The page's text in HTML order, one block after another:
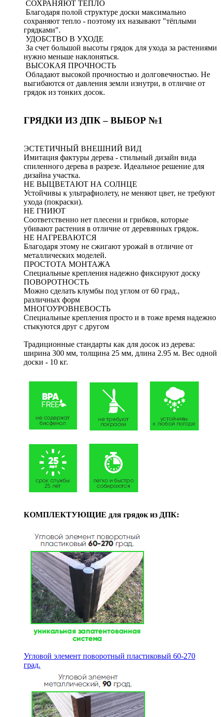
СОХРАНЯЮТ ТЕПЛО
Благодаря полой структуре доски максимально
сохраняют тепло - поэтому их называют "тёплыми
грядками".
УДОБСТВО В УХОДЕ
За счет большой высоты грядок для ухода за растениями
нужно меньше наклоняться.
ВЫСОКАЯ ПРОЧНОСТЬ
Обладают высокой прочностью и долговечностью. Не
выгибаются от давления земли изнутри, в отличие от
грядок из тонких досок.
ГРЯДКИ ИЗ ДПК – ВЫБОР №1
ЭСТЕТИЧНЫЙ ВНЕШНИЙ ВИД
Имитация фактуры дерева - стильный дизайн вида
спиленного дерева в разрезе. Идеальное решение для
дизайна участка.
НЕ ВЫЦВЕТАЮТ НА СОЛНЦЕ
Устойчивы к ультрафиолету, не меняют цвет, не требуют
ухода (покраски).
НЕ ГНИЮТ
Соответственно нет плесени и грибков, которые
убивают растения в отличие от деревянных грядок.
НЕ НАГРЕВАЮТСЯ
Благодаря этому не сжигают урожай в отличие от
металлических моделей.
ПРОСТОТА МОНТАЖА
Специальные крепления надежно фиксируют доску
ПОВОРОТНОСТЬ
Можно сделать клумбы под углом от 60 град.,
различных форм
МНОГОУРОВНЕВОСТЬ
Специальные крепления просто и в тоже время надежно
стыкуются друг с другом
Традиционные стандарты как для досок из дерева:
ширина 300 мм, толщина 25 мм, длина 2.95 м. Вес одной
доски - 10 кг.
КОМПЛЕКТУЮЩИЕ для грядок из ДПК:
Угловой элемент поворотный пластиковый 60-270
град.